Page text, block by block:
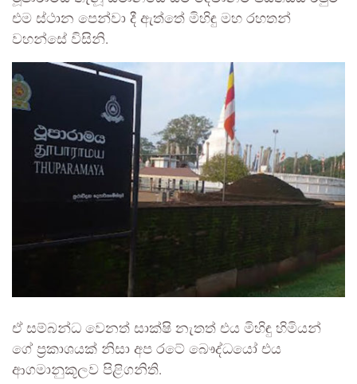
එම ස්ථාන පෙන්වා දී ඇත්තේ මිහිඳු මහ රහතන්
වහන්සේ විසිනි.
ඒ සම්බන්ධ වෙනත් සාක්ෂි නැතත් එය මිහිඳු හිමියන්
ගේ ප්‍රකාශයක් නිසා අප රටේ බෞද්ධයෝ එය
ආගමානුකූලව පිළිගනිති.